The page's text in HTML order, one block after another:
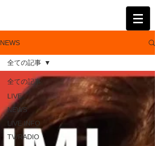
NEWS
全ての記事
LIVE
NEWS
LIVE INFO
TV/RADIO
全ての記事